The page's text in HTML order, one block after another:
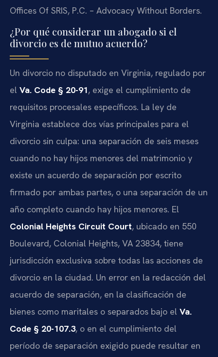
Offices Of SRIS, P.C. – Advocacy Without Borders.
¿Por qué considerar un abogado si el
divorcio es de mutuo acuerdo?
Un divorcio no disputado en Virginia, regulado por
el Va. Code § 20-91, exige el cumplimiento de
requisitos procesales específicos. La ley de
Virginia establece dos vías principales para el
divorcio sin culpa: una separación de seis meses
cuando no hay hijos menores del matrimonio y
existe un acuerdo de separación por escrito
firmado por ambas partes, o una separación de un
año completo cuando hay hijos menores. El
Colonial Heights Circuit Court, ubicado en 550
Boulevard, Colonial Heights, VA 23834, tiene
jurisdicción exclusiva sobre todas las acciones de
divorcio en la ciudad. Un error en la redacción del
acuerdo de separación, en la clasificación de
bienes como maritales o separados bajo el Va.
Code § 20-107.3, o en el cumplimiento del
período de separación exigido puede resultar en